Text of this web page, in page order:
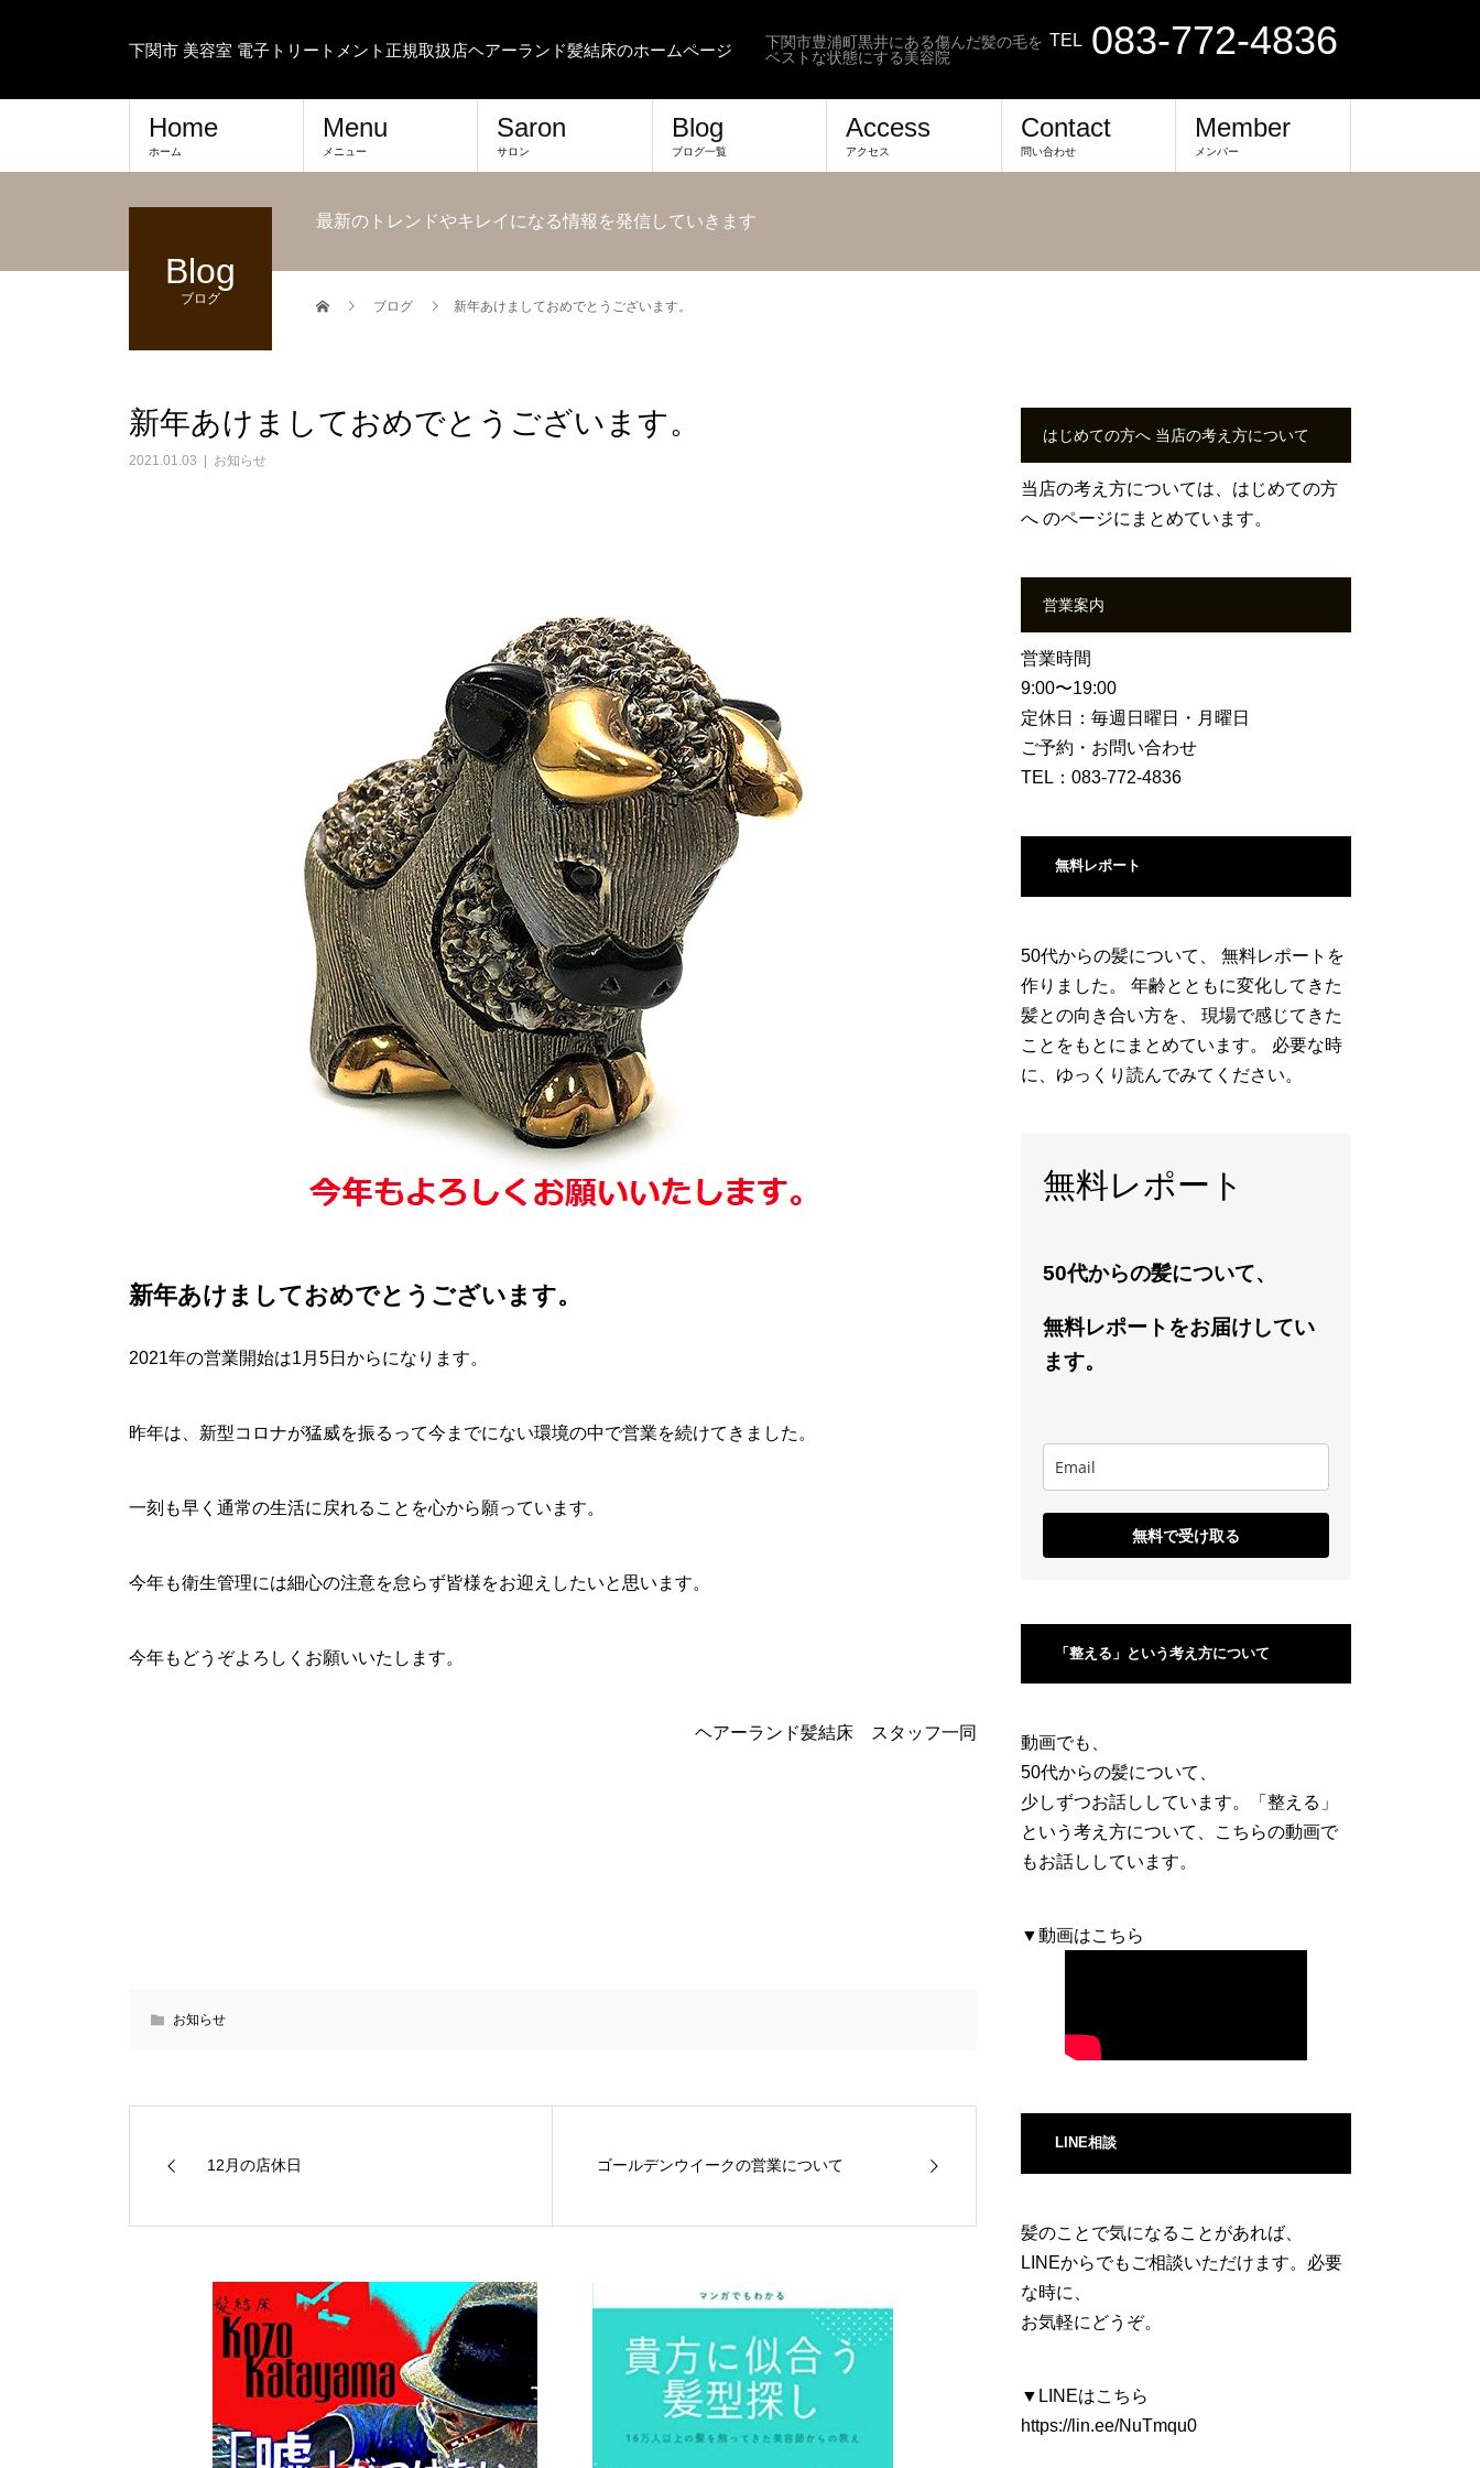
下関市 美容室 電子トリートメント正規取扱店ヘアーランド髪結床のホームページ
下関市豊浦町黒井にある傷んだ髪の毛を
ベストな状態にする美容院
TEL 083-772-4836
Home
ホーム
Menu
メニュー
Saron
サロン
Blog
ブログ一覧
Access
アクセス
Contact
問い合わせ
Member
メンバー
Blog
ブログ
最新のトレンドやキレイになる情報を発信していきます
ブログ 新年あけましておめでとうございます。
新年あけましておめでとうございます。
2021.01.03 お知らせ
新年あけましておめでとうございます。
2021年の営業開始は1月5日からになります。
昨年は、新型コロナが猛威を振るって今までにない環境の中で営業を続けてきました。
一刻も早く通常の生活に戻れることを心から願っています。
今年も衛生管理には細心の注意を怠らず皆様をお迎えしたいと思います。
今年もどうぞよろしくお願いいたします。
ヘアーランド髪結床 スタッフ一同
お知らせ
12月の店休日 ゴールデンウイークの営業について
はじめての方へ 当店の考え方について
当店の考え方については、 はじめての方
へ のページにまとめています。
営業案内
営業時間
9:00〜19:00
定休日：毎週日曜日・月曜日
ご予約・お問い合わせ
TEL：083-772-4836
無料レポート
50代からの髪について、 無料レポートを
作りました。 年齢とともに変化してきた
髪との向き合い方を、 現場で感じてきた
ことをもとにまとめています。 必要な時
に、ゆっくり読んでみてください。
無料レポート
50代からの髪について、
無料レポートをお届けしてい
ます。
無料で受け取る
「整える」という考え方について
動画でも、
50代からの髪について、
少しずつお話ししています。「整える」
という考え方について、こちらの動画で
もお話ししています。
▼動画はこちら
LINE相談
髪のことで気になることがあれば、
LINEからでもご相談いただけます。必要
な時に、
お気軽にどうぞ。
▼LINEはこちら
https://lin.ee/NuTmqu0